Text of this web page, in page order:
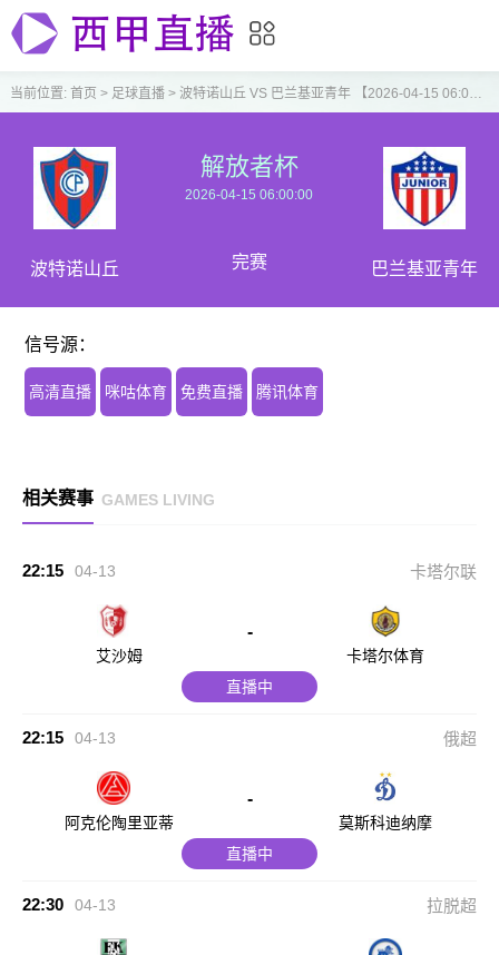
当前位置: 首页 > 足球直播> 波特诺山丘 VS 巴兰基亚青年 【2026-04-15 06:00:00】
波特诺山丘
解放者杯
2026-04-15 06:00:00
完赛 巴兰基亚青年
信号源：
高清直播 咪咕体育 免费直播 腾讯体育
相关赛事 GAMES LIVING
22:15 04-13 卡塔尔联
艾沙姆
-
卡塔尔体育
直播中
22:15 04-13 俄超
阿克伦陶里亚蒂
-
莫斯科迪纳摩
直播中
22:30 04-13 拉脱超